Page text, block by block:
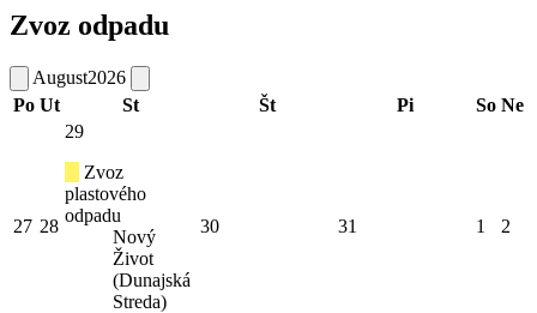
Zvoz odpadu
August2026
Po Ut St Št Pi So Ne
27 28
29
Zvoz
plastového
odpadu
Nový
Život
(Dunajská
Streda)
30 31 1 2